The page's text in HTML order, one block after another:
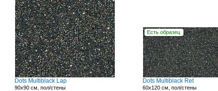
Dots Multiblack Lap
90x90 см, пол/стены
Есть образец
Dots Multiblack Ret
60x120 см, пол/стены